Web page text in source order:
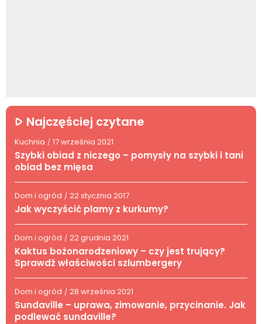
Najczęściej czytane
Kuchnia / 17 września 2021
Szybki obiad z niczego – pomysły na szybki i tani
obiad bez mięsa
Dom i ogród / 22 stycznia 2017
Jak wyczyścić plamy z kurkumy?
Dom i ogród / 22 grudnia 2021
Kaktus bożonarodzeniowy – czy jest trujący?
Sprawdź właściwości szlumbergery
Dom i ogród / 28 września 2021
Sundaville – uprawa, zimowanie, przycinanie. Jak
podlewać sundaville?